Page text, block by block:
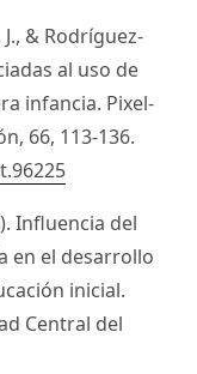
& Rodríguez-
al uso de
infancia. Pixel-
66, 113-136.
Influencia del
en el desarrollo
inicial.
Central del